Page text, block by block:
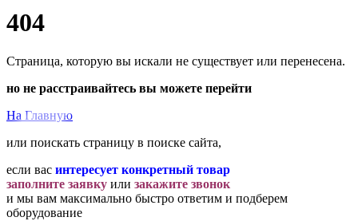
404
Страница, которую вы искали не существует или перенесена.
но не расстраивайтесь вы можете перейти
На Главную
или поискать страницу в поиске сайта,
если вас интересует конкретный товар
заполните заявку или закажите звонок
и мы вам максимально быстро ответим и подберем
оборудование